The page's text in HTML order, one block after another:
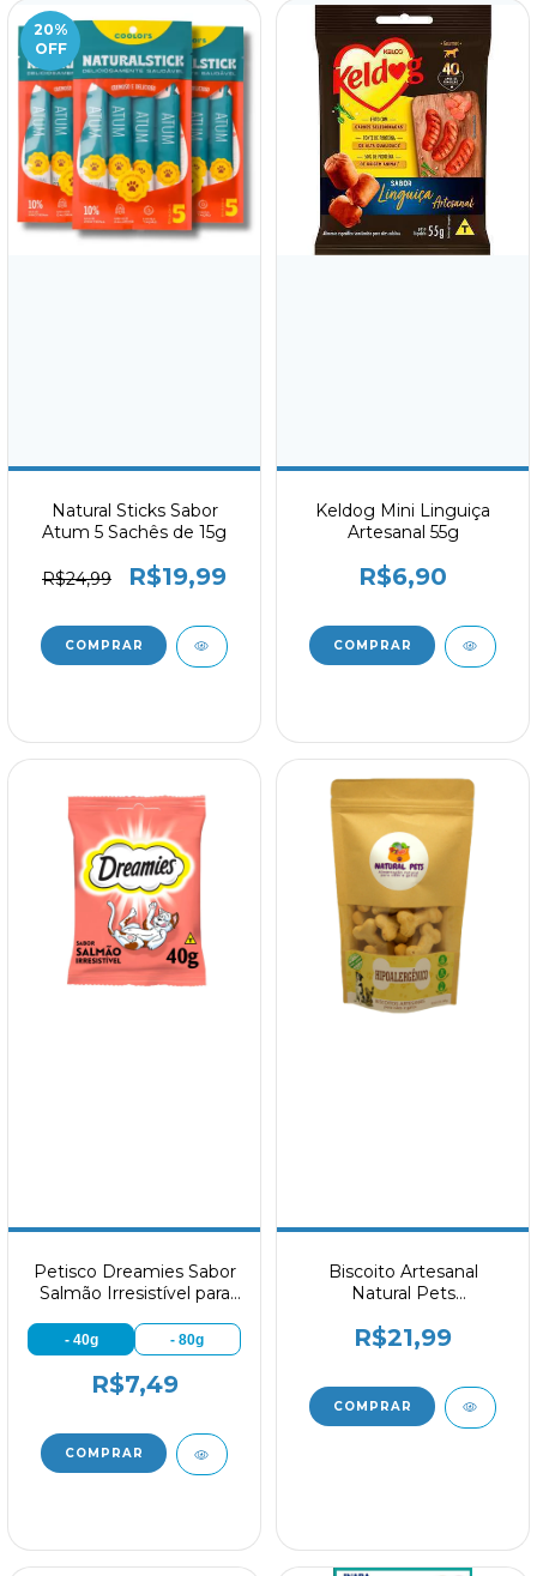
20%
OFF
Natural Sticks Sabor
Atum 5 Sachês de 15g
R$24,99 R$19,99
Keldog Mini Linguiça
Artesanal 55g
R$6,90
Petisco Dreamies Sabor
Salmão Irresistível para
- 40g - 80g
R$7,49
Biscoito Artesanal
Natural Pets
R$21,99